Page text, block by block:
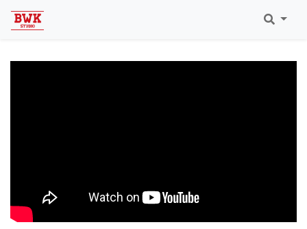
Eaubonne 2019